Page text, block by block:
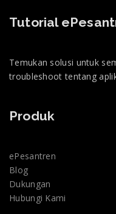
Tutorial
Temukan solusi untuk
troubleshoot tentang
Produk
ePesantren
Blog
Dukungan
Hubungi Kami